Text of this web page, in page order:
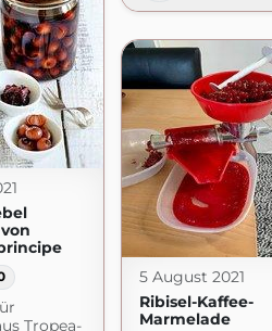
Tropea-
5 August 2021
Ribisel-Kaffee-
Marmelade